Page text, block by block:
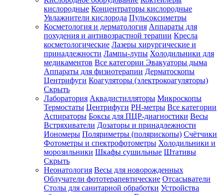
Зарегистрироваться
Зачем
регистрироваться?
Все
покупки
одном
месте
Личный
менеджер
Отслеживание
статуса
заказа
кислородные Концентраторы кислородные
Увлажнители кислорода Пульсоксиметры
Косметология и дерматология Аппараты для
похудения и антивозрастной терапии Кресла
косметологические Лазеры хирургические и
принадлежности Лампы-лупы Холодильники для
медикаментов Все категории Эвакуаторы дыма
Аппараты для физиотерапии Дерматоскопы
Центрифуги Коагуляторы (электрокоагуляторы)
Скрыть
Лаборатория Аквадистилляторы Микроскопы
Термостаты Центрифуги PH-метры Все категории
Аспираторы Боксы для ПЦР-диагностики Весы
Встряхиватели Дозаторы и принадлежности
Иономеры Поляриметры (полярископы) Счётчики
Фотометры и спектрофотометры Холодильники и
морозильники Шкафы сушильные Штативы
Скрыть
Неонатология Весы для новорожденных
Облучатели фототерапевтические Отсасыватели
Столы для санитарной обработки Устройства